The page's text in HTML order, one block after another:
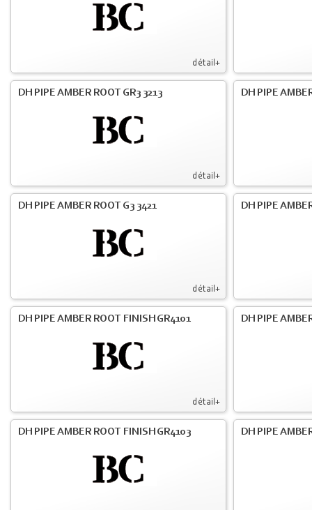
détail+
détail+
DH PIPE AMBER ROOT GR3 3213 DH PIPE
détail+
DH PIPE AMBER ROOT G3 3421 DH PIPE
détail+
DH PIPE AMBER ROOT FINISH GR4101 DH PIPE
DH PIPE AMBER ROOT FINISH GR4103 DH PIPE